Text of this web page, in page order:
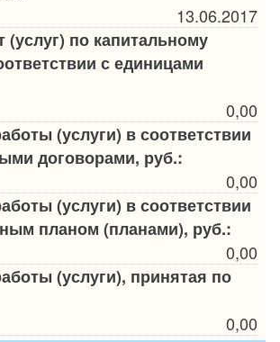
13.06.2017
по капитальному
с единицами
0,00
(услуги) в соответствии
договорами, руб.:
0,00
(услуги) в соответствии
планом (планами), руб.:
0,00
(услуги), принятая по
0,00